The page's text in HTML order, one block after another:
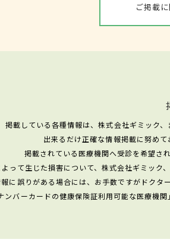
ご掲載
掲載している各種情報は、株式会社ギミック
出来るだけ正確な情報掲載に努め
掲載されている医療機関へ受診を希望さ
って生じた損害について、株式会社ギミック
に誤りがある場合には、お手数ですがドクタ
ンバーカードの健康保険証利用可能な医療機